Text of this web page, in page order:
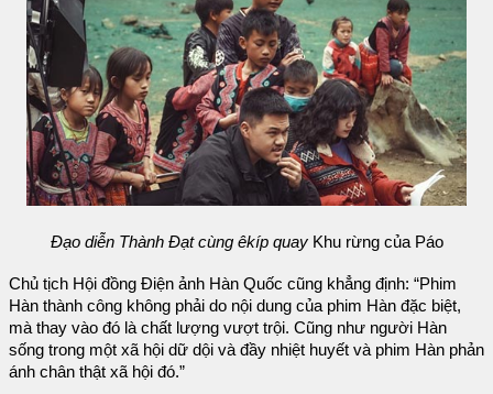
Đạo diễn Thành Đạt cùng êkíp quay Khu rừng của Páo
Chủ tịch Hội đồng Điện ảnh Hàn Quốc cũng khẳng định: “Phim
Hàn thành công không phải do nội dung của phim Hàn đặc biệt,
mà thay vào đó là chất lượng vượt trội. Cũng như người Hàn
sống trong một xã hội dữ dội và đầy nhiệt huyết và phim Hàn phản
ánh chân thật xã hội đó.”